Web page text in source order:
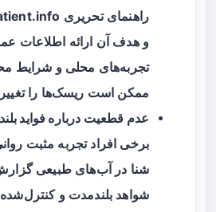
و هدف آن ارائه اطلاعات
تجربه‌های محلی و شرایط
ممکن است ریسک‌ها را
عدم قطعیت درباره فواید
برخی افراد تجربه مثبت
شنا در آب‌های طبیعی
شواهد بلندمدت و